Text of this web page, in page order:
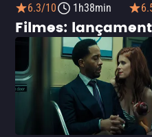
6.3/10
1h38min
Filmes: